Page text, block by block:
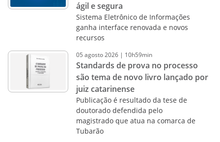
ágil e segura
Sistema Eletrônico de Informações
ganha interface renovada e novos
recursos
05 agosto2026 | 10h59min
Standards de prova no processo
são tema de novo livro lançado por
juiz catarinense
Publicação é resultado da tese de
doutorado defendida pelo
magistrado que atua na comarca de
Tubarão